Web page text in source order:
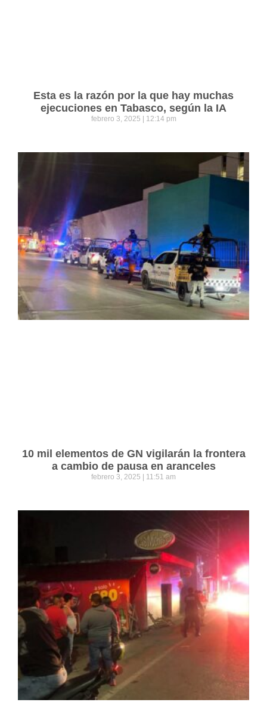
Esta es la razón por la que hay muchas
ejecuciones en Tabasco, según la IA
febrero 3, 2025 12:14 pm
10 mil elementos de GN vigilarán la frontera
a cambio de pausa en aranceles
febrero 3, 2025 11:51 am